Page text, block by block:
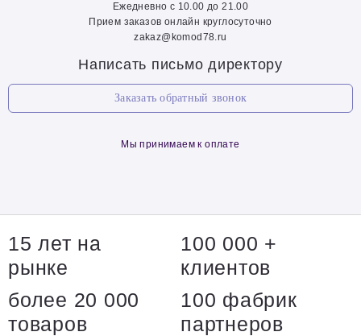
Ежедневно с 10.00 до 21.00
Прием заказов онлайн круглосуточно
zakaz@komod78.ru
Написать письмо директору
Заказать обратный звонок
Мы принимаем к оплате
15 лет на
рынке
100 000 +
клиентов
более 20 000
товаров
100 фабрик
партнеров